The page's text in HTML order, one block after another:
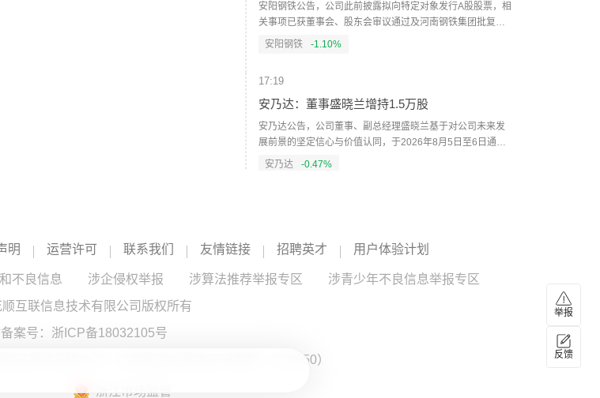
安阳钢铁公告，公司此前披露拟向特定对象发行A股股票，相
关事项已获董事会、股东会审议通过及河南钢铁集团批复。
本次公告为方案调整，核心变化为限售期由18个月调整为36
安阳钢铁 -1.10%
17:19
安乃达：董事盛晓兰增持1.5万股
安乃达公告，公司董事、副总经理盛晓兰基于对公司未来发
展前景的坚定信心与价值认同，于2026年8月5日至6日通过
上海证券交易所交易系统以二级市场集中竞价方式增持公司
安乃达 -0.47%
澄清相关业务尚处初步布局
个交易日收盘价格涨幅偏离值累计超过20%，属于股票交易
耦合设备尚未实现营收；液冷模组未独立确认收入；奥德维
百合花：2025年光刻胶颜料销售收入占营业收入
明 运营许可 联系我们 友情链接 招聘英才 用户体验计划
不良信息 涉企侵权举报 涉算法推荐举报专区
涉青少年不良信息举报专区
互联信息技术有限公司版权所有
案号： 浙ICP备18032105号
云软件有限公司 （中国证监会核发证书编号：ZX0050）
浙江市场监管
举报
反馈